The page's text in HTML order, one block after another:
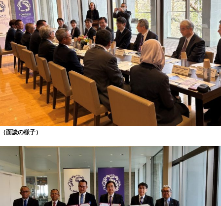
（面談の様子）